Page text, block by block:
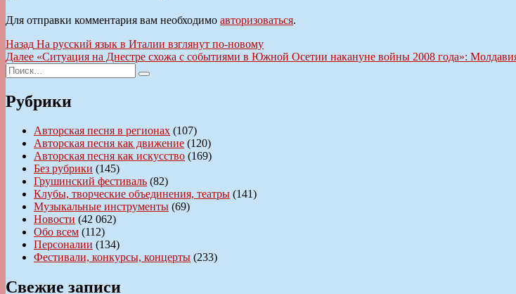
Для отправки комментария вам необходимо авторизоваться.
Навигация
по
записям
Назад Предыдущая
запись:
На русский язык в Италии взглянут по-новому
Далее Следующая
«Ситуация на Днестре схожа с событиями в Южной Осетии накануне войны 2008 года»:
Искать:
Поиск
Рубрики
Авторская песня в регионах (107)
Авторская песня как движение (120)
Авторская песня как искусство (169)
Без рубрики (145)
Грушинский фестиваль (82)
Клубы, творческие объединения, театры (141)
Музыкальные инструменты (69)
Новости (42 062)
Обо всем (112)
Персоналии (134)
Фестивали, конкурсы, концерты (233)
Свежие записи